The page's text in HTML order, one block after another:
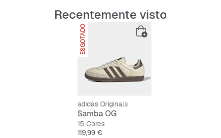
Ajuste normal
Palmilha sintética
3 Riscas serrilhadas
Recentemente visto
ESGOTADO
adidas Originals
Samba OG
15 Cores
Preço
119,99 €